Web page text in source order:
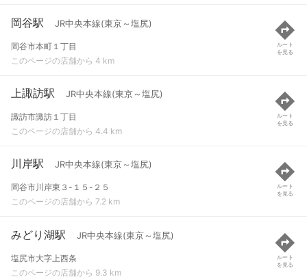
岡谷駅 JR中央本線(東京～塩尻)
岡谷市本町１丁目
このページの店舗から 4 km
ルート
を見る
上諏訪駅 JR中央本線(東京～塩尻)
諏訪市諏訪１丁目
このページの店舗から 4.4 km
ルート
を見る
川岸駅 JR中央本線(東京～塩尻)
岡谷市川岸東３-１５-２５
このページの店舗から 7.2 km
ルート
を見る
みどり湖駅 JR中央本線(東京～塩尻)
塩尻市大字上西条
このページの店舗から 9.3 km
ルート
を見る